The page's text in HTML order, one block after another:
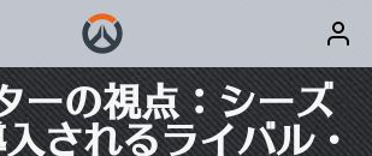
ーの視点：シーズ
されるライバル・